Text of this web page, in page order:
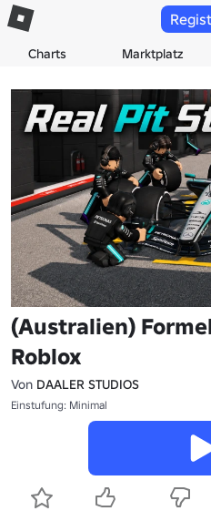
Charts Marktplatz
(Australien)
Roblox
Von DAALER STUDIOS
Einstufung: Minimal